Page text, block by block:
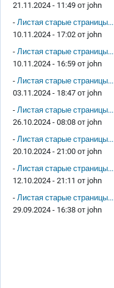
21.11.2024 - 11:49 от john
- Листая старые страницы...
10.11.2024 - 17:02 от john
- Листая старые страницы...
10.11.2024 - 16:59 от john
- Листая старые страницы...
03.11.2024 - 18:47 от john
- Листая старые страницы...
26.10.2024 - 08:08 от john
- Листая старые страницы...
20.10.2024 - 21:00 от john
- Листая старые страницы...
12.10.2024 - 21:11 от john
- Листая старые страницы...
29.09.2024 - 16:38 от john